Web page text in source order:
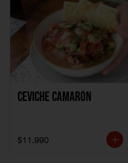
Ceviche Camarón
$11.990